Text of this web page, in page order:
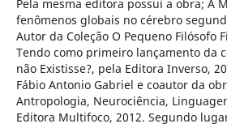
Pela mesma editora possui a obra; A
fenômenos globais no cérebro
Autor da Coleção O Pequeno Filósofo
Tendo como primeiro lançamento da
não Existisse?, pela Editora Inverso,
Fábio Antonio Gabriel e coautor da
Antropologia, Neurociência,
Editora Multifoco, 2012. Segundo